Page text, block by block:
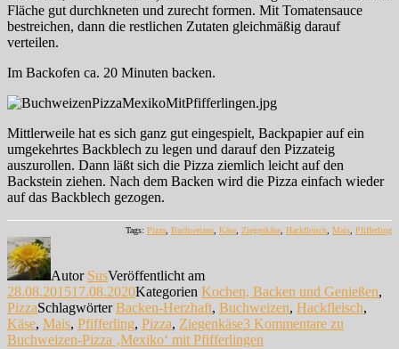
Fläche gut durchkneten und zurecht formen. Mit Tomatensauce
bestreichen, dann die restlichen Zutaten gleichmäßig darauf
verteilen.
Im Backofen ca. 20 Minuten backen.
Mittlerweile hat es sich ganz gut eingespielt, Backpapier auf ein
umgekehrtes Backblech zu legen und darauf den Pizzateig
auszurollen. Dann läßt sich die Pizza ziemlich leicht auf den
Backstein ziehen. Nach dem Backen wird die Pizza einfach wieder
auf das Backblech gezogen.
Tags: Pizza Buchweizen Käse Ziegenkäse Hackfleisch Mais Pfifferling
Autor SusVeröffentlicht am
28.08.201517.08.2020Kategorien Kochen, Backen und Genießen,
PizzaSchlagwörterBacken-Herzhaft, Buchweizen, Hackfleisch,
Käse, Mais, Pfifferling, Pizza, Ziegenkäse3 Kommentare zu
Buchweizen-Pizza ‚Mexiko‘ mit Pfifferlingen